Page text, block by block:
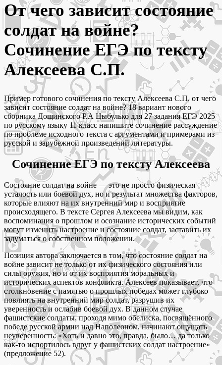
От чего зависит состояние
солдат на войне?
Сочинение ЕГЭ по тексту
Алексеева С.П.
Пример готового сочинения по тексту Алексеева С.П. от чего
зависит состояние солдат на войне? 18 вариант нового
сборника Дощинского Р.А Цыбулько для 27 задания ЕГЭ 2025
по русскому языку 11 класс напишите сочинение рассуждение
по проблеме исходного текста с аргументами и примерами из
русской и зарубежной произведений литературы.
Сочинение ЕГЭ по тексту Алексеева
Состояние солдат на войне — это не просто физическая
усталость или боевой дух, но и результат множества факторов,
которые влияют на их внутренний мир и восприятие
происходящего. В тексте Сергея Алексеева мы видим, как
воспоминания о прошлом и осознание исторических событий
могут изменить настроение и состояние солдат, заставить их
задуматься о собственном положении.
Позиция автора заключается в том, что состояние солдат на
войне зависит не только от их физического состояния или
силы оружия, но и от их восприятия моральных и
исторических аспектов конфликта. Алексеев показывает, что
столкновение с памятью о прошлых победах может глубоко
повлиять на внутренний мир солдат, разрушив их
уверенность и ослабив боевой дух. В данном случае
фашистские солдаты, проходя мимо обелиска, посвящённого
победе русской армии над Наполеоном, начинают ощущать
неуверенность: «Хоть и давно это, правда, было… да только
как-то испортилось вдруг у фашистских солдат настроение»
(предложение 52).